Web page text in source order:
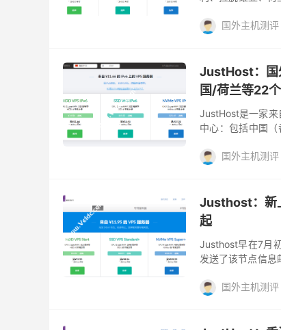
国外主机测评
JustHost：国
国/荷兰等22
JustHost是一家来
中心：包括中国（
国外主机测评
Justhost：新
起
Justhost早在7月
发送了该节点信息
国外主机测评